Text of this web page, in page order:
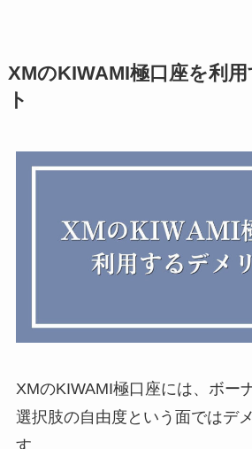
XMのKIWAMI極口座を利
ト
XMのKIWAMI極口座には、ボー
選択肢の自由度という面ではデ
す。